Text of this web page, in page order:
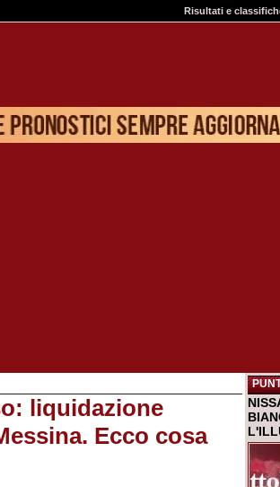
Risultati e
liquidazione
Ecco cosa